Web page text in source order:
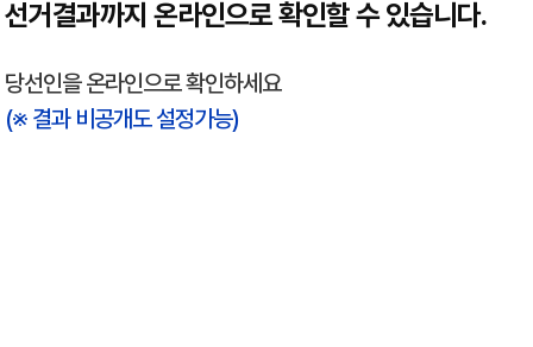
선거결과까지 온라인으로 확인할 수 있습니다.
당선인을 온라인으로 확인하세요
(※ 결과 비공개도 설정가능)